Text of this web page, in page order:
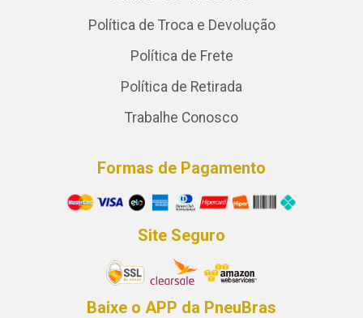
Política de Troca e Devolução
Política de Frete
Política de Retirada
Trabalhe Conosco
Formas de Pagamento
Site Seguro
Baixe o APP da PneuBras